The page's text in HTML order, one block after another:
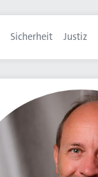
Sicherheit Justiz